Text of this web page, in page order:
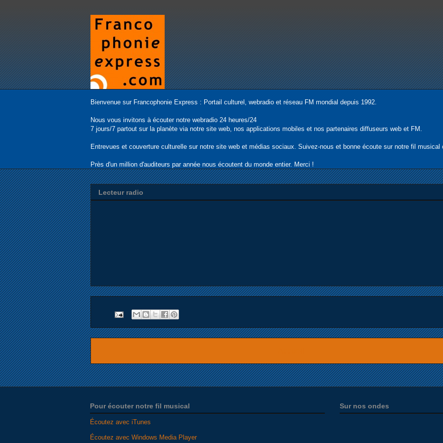
Bienvenue sur Francophonie Express : Portail culturel, webradio et réseau FM mondial depuis 1992.
Nous vous invitons à écouter notre webradio 24 heures/24
7 jours/7 partout sur la planète via notre site web, nos applications mobiles et nos partenaires diffuseurs web et FM.
Entrevues et couverture culturelle sur notre site web et médias sociaux. Suivez-nous et bonne écoute sur notre fil
Près d'un million d'auditeurs par année nous écoutent du monde entier. Merci !
Lecteur radio
Pour écouter notre fil musical
Écoutez avec iTunes
Écoutez avec Windows Media Player
Sur nos ondes